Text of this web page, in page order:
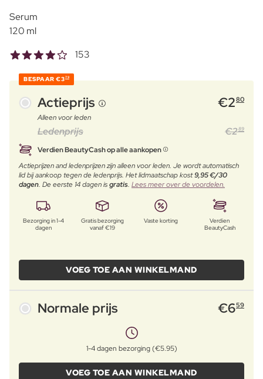
Serum
120 ml
153
BESPAAR €379
Actieprijs €280
Alleen voor leden
Ledenprijs €289
Verdien BeautyCash op alle aankopen
Actieprijzen and ledenprijzen zijn alleen voor leden. Je wordt automatisch
lid bij aankoop tegen de ledenprijs. Het lidmaatschap kost9,95 €/30
dagen. De eerste 14 dagen isgratis. Lees meer over de voordelen.
Bezorging in 1-4
dagen
Gratis bezorging
vanaf €19
Vaste korting
Verdien
BeautyCash
VOEG TOE AAN WINKELMAND
Normale prijs €659
1-4 dagen bezorging (€5.95)
VOEG TOE AAN WINKELMAND